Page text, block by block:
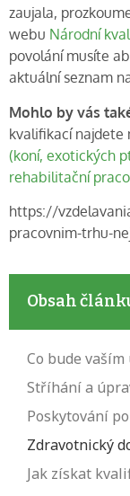
zaujala,
webu Národní
povolání musíte
aktuální seznam
Mohlo by vás
kvalifikací najdete
(koní, exotických
rehabilitační
https://
pracovnim-trhu-
Obsah
Co bude vaším
Stříhání a
Poskytování
Zdravotnický
Jak získat